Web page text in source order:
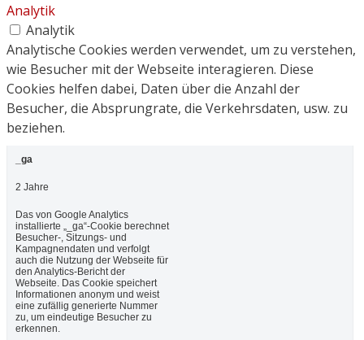
Analytik
Analytik
Analytische Cookies werden verwendet, um zu verstehen,
wie Besucher mit der Webseite interagieren. Diese
Cookies helfen dabei, Daten über die Anzahl der
Besucher, die Absprungrate, die Verkehrsdaten, usw. zu
beziehen.
_ga
2 Jahre
Das von Google Analytics
installierte „_ga“-Cookie berechnet
Besucher-, Sitzungs- und
Kampagnendaten und verfolgt
auch die Nutzung der Webseite für
den Analytics-Bericht der
Webseite. Das Cookie speichert
Informationen anonym und weist
eine zufällig generierte Nummer
zu, um eindeutige Besucher zu
erkennen.